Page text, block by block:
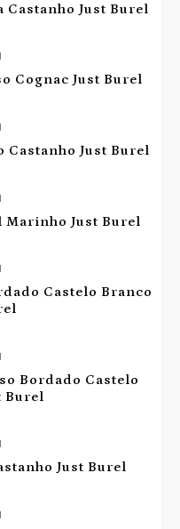
Castanho Just Burel
Cognac Just Burel
Castanho Just Burel
Marinho Just Burel
Castelo Branco
Bordado Castelo
Burel
Just Burel